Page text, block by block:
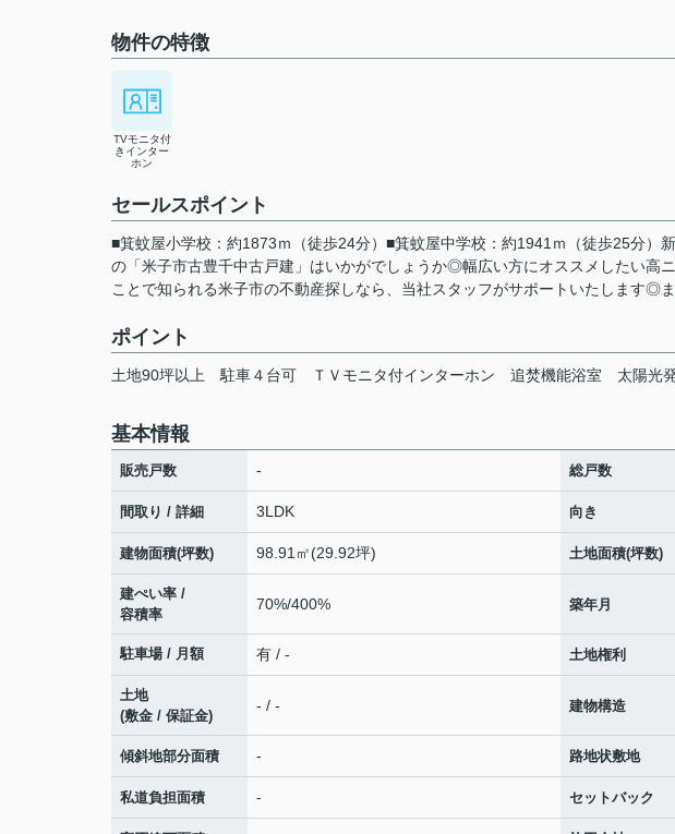
物件の特徴
TVモニタ付
きインター
ホン
セールスポイント
■箕蚊屋小学校：約1873ｍ（徒歩24分）■箕蚊屋中学校：約1941ｍ（徒歩25分）
の「米子市古豊千中古戸建」はいかがでしょうか◎幅広い方にオススメしたい高
ことで知られる米子市の不動産探しなら、当社スタッフがサポートいたします◎
ポイント
土地90坪以上 駐車４台可 ＴＶモニタ付インターホン 追焚機能浴室 太陽光
基本情報
販売戸数 - 総戸数
間取り / 詳細 3LDK 向き
建物面積(坪数) 98.91㎡(29.92坪) 土地面積(坪数)
建ぺい率 /
容積率
70%/400% 築年月
駐車場 / 月額 有 / - 土地権利
土地
(敷金 / 保証金)
- / - 建物構造
傾斜地部分面積 - 路地状敷地
私道負担面積 - セットバック